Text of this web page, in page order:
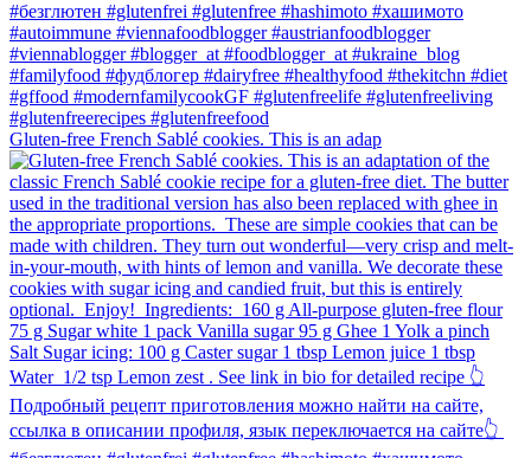
Gluten-free French Sablé cookies.⁠ This is an adap